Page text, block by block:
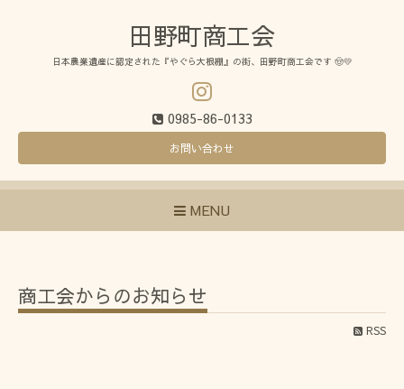
田野町商工会
日本農業遺産に認定された『やぐら大根棚』の街、田野町商工会です 🤠💛
0985-86-0133
お問い合わせ
MENU
商工会からのお知らせ
RSS